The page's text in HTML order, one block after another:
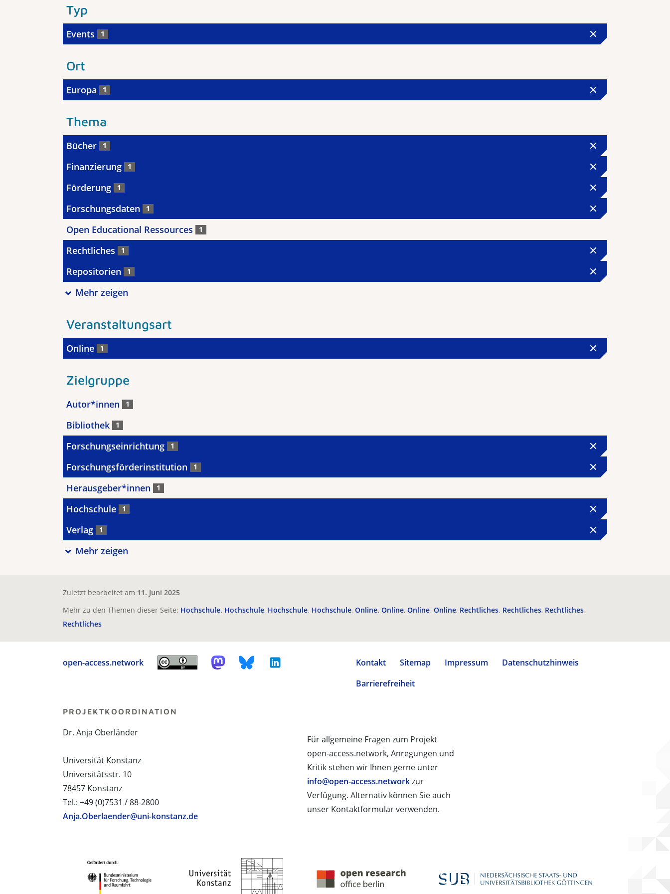
Typ
Events 1
Ort
Europa 1
Thema
Bücher 1
Finanzierung 1
Förderung 1
Forschungsdaten 1
Open Educational Ressources 1
Rechtliches 1
Repositorien 1
Mehr zeigen
Veranstaltungsart
Online 1
Zielgruppe
Autor*innen 1
Bibliothek 1
Forschungseinrichtung 1
Forschungsförderinstitution 1
Herausgeber*innen 1
Hochschule 1
Verlag 1
Mehr zeigen
Zuletzt bearbeitet am 11. Juni 2025
Mehr zu den Themen dieser Seite: Hochschule Hochschule Hochschule Hochschule Online Online Online Online Rechtliches Rechtliches Rechtliches
Rechtliches
open-access.network Kontakt Sitemap Impressum
Datenschutzhinweis
Barrierefreiheit
Für allgemeine Fragen zum Projekt
open-access.network, Anregungen und
Kritik stehen wir Ihnen gerne unter
info@open-access.networkzur
Verfügung. Alternativ können Sie auch
unser Kontaktformular verwenden.
PROJEKTKOORDINATION
Dr. Anja Oberländer
Universität Konstanz
Universitätsstr. 10
78457 Konstanz
Tel.: +49 (0)7531 / 88-2800
Anja.Oberlaender@uni-konstanz.de